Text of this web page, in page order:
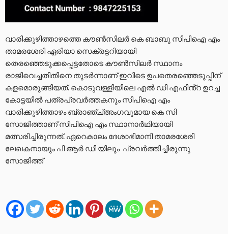
വാരിക്കുഴിത്താഴത്തെ കൗൺസിലർ കെ ബാബു സിപിഐ എം
താമരശേരി ഏരിയാ സെക്രട്ടറിയായി
തെരഞ്ഞെടുക്കപ്പെട്ടതോടെ കൗൺസിലർ സ്ഥാനം
രാജിവെച്ചതിതിനെ തുടർന്നാണ് ഇവിടെ ഉപതെരഞ്ഞെടുപ്പിന്
കളമൊരുങ്ങിയത്. കൊടുവള്ളിയിലെ എൽ ഡി എഫിൻ്റ ഉറച്ച
കോട്ടയിൽ പത്രപ്രവർത്തകനും സിപിഐ എം
വാരിക്കുഴിത്താഴം ബ്രാഞ്ച്‌അംഗവുമായ കെ സി
സോജിത്താണ് സിപിഐ എം സ്ഥാനാർഥിയായി
മത്സരിച്ചിരുന്നത്. ഏറെകാലം ദേശാഭിമാനി താമരശേരി
ലേഖകനായും പി ആർ ഡി യിലും പ്രവർത്തിച്ചിരുന്നു
സോജിത്ത്